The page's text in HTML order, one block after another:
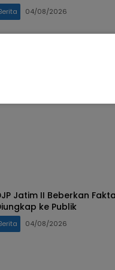
04/08/2026
Jatim II Beberkan
ke Publik
04/08/2026